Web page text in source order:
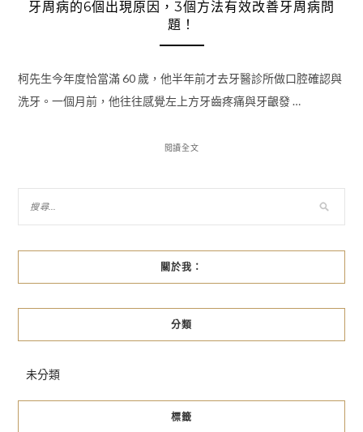
牙周病的6個出現原因，3個方法有效改善牙周病問
題！
柯先生今年度恰當滿 60 歲，他半年前才去牙醫診所做口腔確認與
洗牙。一個月前，他往往感覺左上方牙齒疼痛與牙齦發 …
閱讀全文
關於我：
分類
未分類
標籤